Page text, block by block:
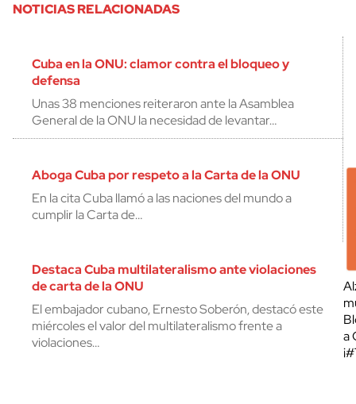
NOTICIAS RELACIONADAS
Cuba en la ONU: clamor contra el bloqueo y
defensa
Unas 38 menciones reiteraron ante la Asamblea
General de la ONU la necesidad de levantar…
Aboga Cuba por respeto a la Carta de la ONU
En la cita Cuba llamó a las naciones del mundo a
cumplir la Carta de…
Destaca Cuba multilateralismo ante violaciones
de carta de la ONU
El embajador cubano, Ernesto Soberón, destacó este
miércoles el valor del multilateralismo frente a
violaciones…
a